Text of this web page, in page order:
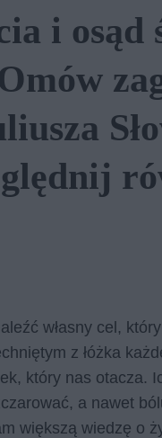
i osąd
własny cel,
z łóżka
który nas otacza.
a nawet
większą wiedzę o